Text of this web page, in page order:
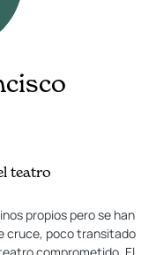
teatro
propios pero se han
cruce, poco transitado